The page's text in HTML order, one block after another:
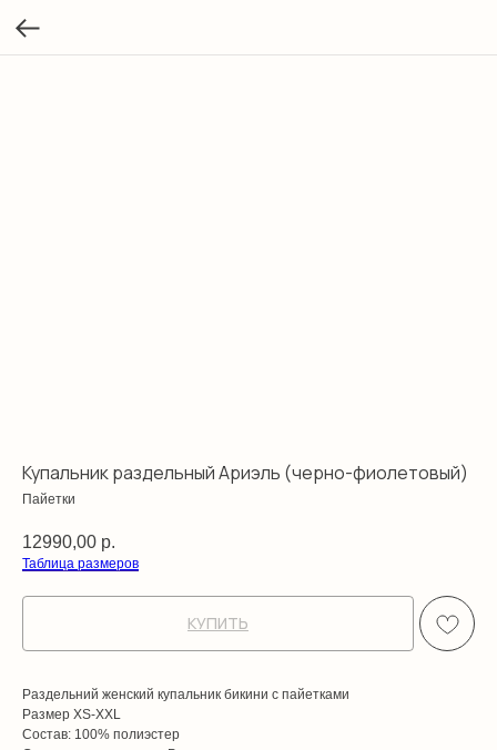
Купальник раздельный Ариэль (черно-фиолетовый)
Пайетки
12990,00 р.
Таблица размеров
КУПИТЬ
Раздельний женский купальник бикини с пайетками
Размер XS-XXL
Состав: 100% полиэстер